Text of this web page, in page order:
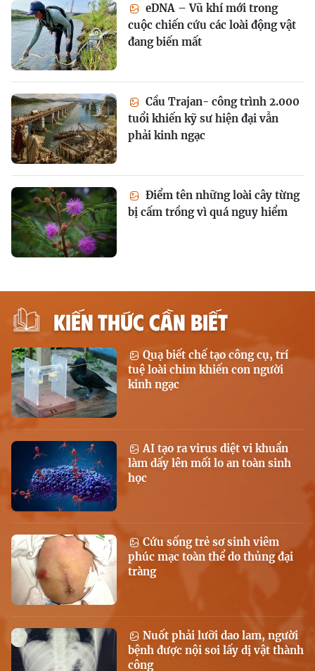
eDNA – Vũ khí mới trong
cuộc chiến cứu các loài động vật
đang biến mất
Cầu Trajan- công trình 2.000
tuổi khiến kỹ sư hiện đại vẫn
phải kinh ngạc
Điểm tên những loài cây từng
bị cấm trồng vì quá nguy hiểm
KIẾN THỨC CẦN BIẾT
Quạ biết chế tạo công cụ, trí
tuệ loài chim khiến con người
kinh ngạc
AI tạo ra virus diệt vi khuẩn
làm dấy lên mối lo an toàn sinh
học
Cứu sống trẻ sơ sinh viêm
phúc mạc toàn thể do thủng đại
tràng
Nuốt phải lưỡi dao lam, người
bệnh được nội soi lấy dị vật thành
công